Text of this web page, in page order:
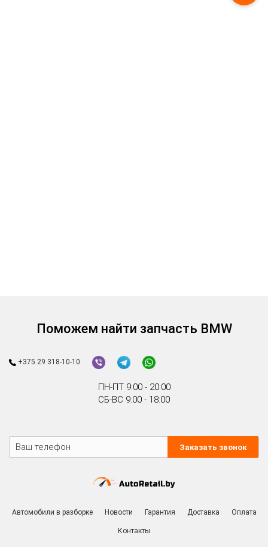
Поможем найти запчасть BMW
+375 29 318-10-10
ПН-ПТ 9:00 - 20:00
СБ-ВС 9:00 - 18:00
Заказать звонок
Автомобили в разборке Новости Гарантия Доставка Оплата
Контакты